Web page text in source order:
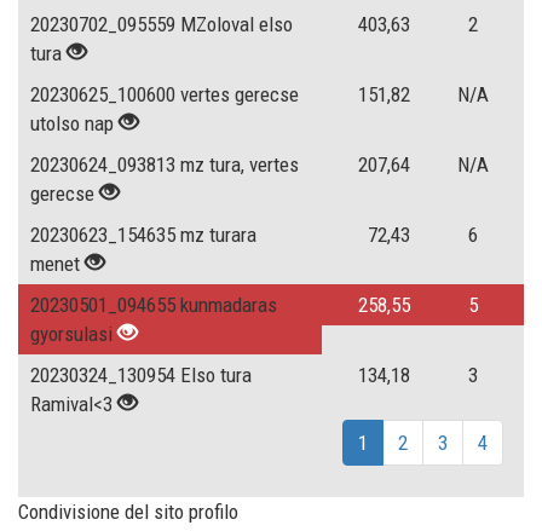
20230702_095559 MZoloval elso
tura
403,63 2
20230625_100600 vertes gerecse
utolso nap
151,82 N/A
20230624_093813 mz tura, vertes
gerecse
207,64 N/A
20230623_154635 mz turara
menet
72,43 6
20230501_094655 kunmadaras
gyorsulasi
258,55 5
20230324_130954 Elso tura
Ramival<3
134,18 3
1 2 3 4
Condivisione del sito profilo